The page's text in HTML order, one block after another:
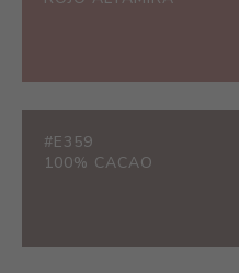
#E359
100% CACAO